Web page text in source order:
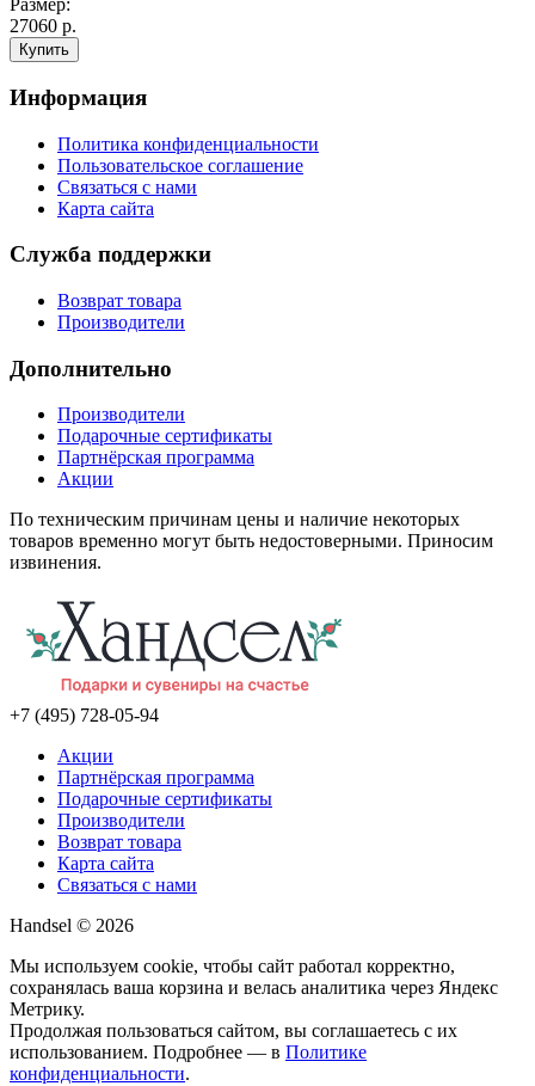
Размер:
27060 р.
Информация
Политика конфиденциальности
Пользовательское соглашение
Связаться с нами
Карта сайта
Служба поддержки
Возврат товара
Производители
Дополнительно
Производители
Подарочные сертификаты
Партнёрская программа
Акции
По техническим причинам цены и наличие некоторых
товаров временно могут быть недостоверными. Приносим
извинения.
+7 (495) 728-05-94
Акции
Партнёрская программа
Подарочные сертификаты
Производители
Возврат товара
Карта сайта
Связаться с нами
Handsel © 2026
Мы используем cookie, чтобы сайт работал корректно,
сохранялась ваша корзина и велась аналитика через Яндекс
Метрику.
Продолжая пользоваться сайтом, вы соглашаетесь с их
использованием. Подробнее — в Политике
конфиденциальности.